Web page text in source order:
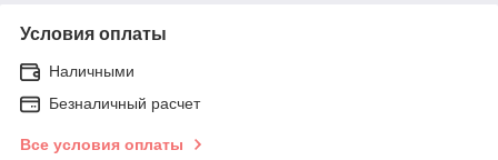
Условия оплаты
Наличными
Безналичный расчет
Все условия оплаты